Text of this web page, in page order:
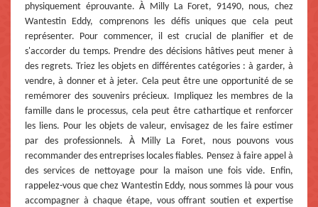
physiquement éprouvante. À Milly La Foret, 91490, nous, chez
Wantestin Eddy, comprenons les défis uniques que cela peut
représenter. Pour commencer, il est crucial de planifier et de
s'accorder du temps. Prendre des décisions hâtives peut mener à
des regrets. Triez les objets en différentes catégories : à garder, à
vendre, à donner et à jeter. Cela peut être une opportunité de se
remémorer des souvenirs précieux. Impliquez les membres de la
famille dans le processus, cela peut être cathartique et renforcer
les liens. Pour les objets de valeur, envisagez de les faire estimer
par des professionnels. À Milly La Foret, nous pouvons vous
recommander des entreprises locales fiables. Pensez à faire appel à
des services de nettoyage pour la maison une fois vide. Enfin,
rappelez-vous que chez Wantestin Eddy, nous sommes là pour vous
accompagner à chaque étape, vous offrant soutien et expertise